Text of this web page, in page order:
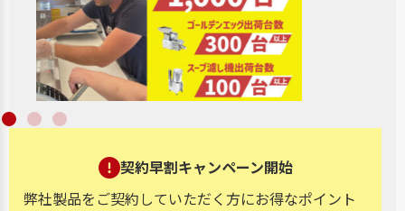
契約早割キャンペーン開始
弊社製品をご契約していただく方にお得なポイント